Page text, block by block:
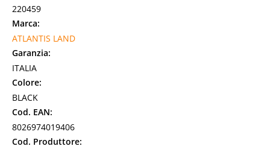
220459
Marca:
ATLANTIS LAND
Garanzia:
ITALIA
Colore:
BLACK
Cod. EAN:
8026974019406
Cod. Produttore: